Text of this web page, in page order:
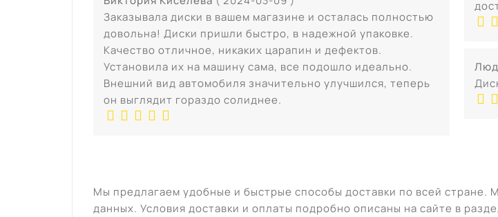
Заказывала диски в вашем магазине и осталась полностью
довольна! Диски пришли быстро, в надежной упаковке.
Качество отличное, никаких царапин и дефектов.
Установила их на машину сама, все подошло идеально.
Внешний вид автомобиля значительно улучшился, теперь
он выглядит гораздо солиднее.
Мы предлагаем удобные и быстрые способы доставки по всей
данных. Условия доставки и оплаты подробно описаны на сайте в